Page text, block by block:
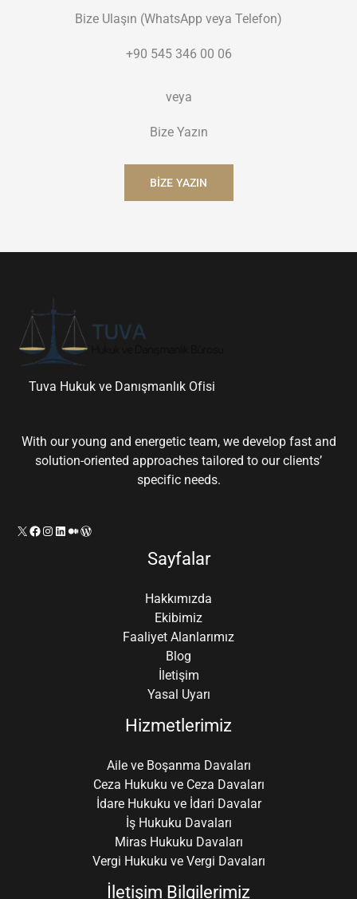
Bize Ulaşın (WhatsApp veya Telefon)
+90 545 346 00 06
veya
Bize Yazın
BIZE YAZIN
Tuva Hukuk ve Danışmanlık Ofisi
With our young and energetic team, we develop fast and
solution-oriented approaches tailored to our clients’
specific needs.
X Facebook
Instagram
LinkedIn
OrtaWordPress
Sayfalar
Hakkımızda
Ekibimiz
Faaliyet Alanlarımız
Blog
İletişim
Yasal Uyarı
Hizmetlerimiz
Aile ve Boşanma Davaları
Ceza Hukuku ve Ceza Davaları
İdare Hukuku ve İdari Davalar
İş Hukuku Davaları
Miras Hukuku Davaları
Vergi Hukuku ve Vergi Davaları
İletişim Bilgilerimiz